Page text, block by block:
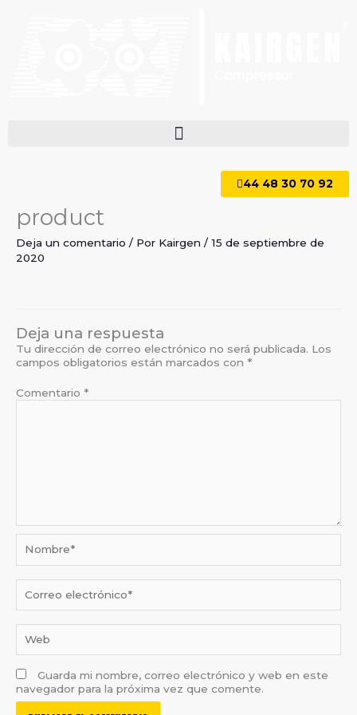
44 48 30 70 92
product
Deja un comentario / Por Kairgen / 15 de septiembre de
2020
Deja una respuesta
Tu dirección de correo electrónico no será publicada. Los
campos obligatorios están marcados con *
Comentario *
Correo
electrónico*
Guarda mi nombre, correo electrónico y web en este
navegador para la próxima vez que comente.